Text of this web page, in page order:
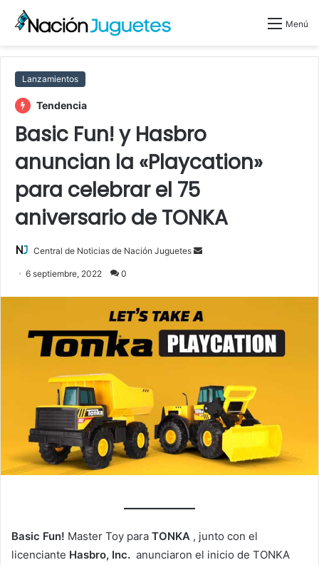
Menú
Lanzamientos
Tendencia
Basic Fun! y Hasbro
anuncian la «Playcation»
para celebrar el 75
aniversario de TONKA
Central de Noticias de Nación Juguetes
Send
6 septiembre, 2022 0
Basic Fun! Master Toy para TONKA , junto con el
licenciante Hasbro, Inc. anunciaron el inicio de TONKA